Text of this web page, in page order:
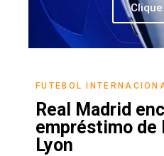
FUTEBOL
Real Madrid
empréstimo de
Lyon